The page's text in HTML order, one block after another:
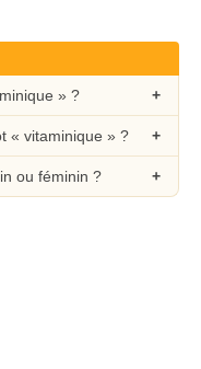
» ?
« vitaminique » ?
ou féminin ?